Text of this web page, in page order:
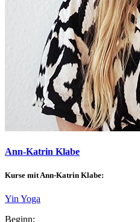
Ann-Katrin Klabe
Kurse mit Ann-Katrin Klabe:
Yin Yoga
Beginn: